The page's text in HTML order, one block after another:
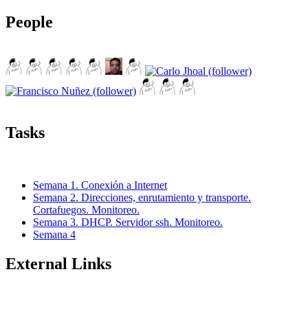
People
Tasks
Semana 1. Conexión a Internet
Semana 2. Direcciones, enrutamiento y transporte.
Cortafuegos. Monitoreo.
Semana 3. DHCP. Servidor ssh. Monitoreo.
Semana 4
External Links